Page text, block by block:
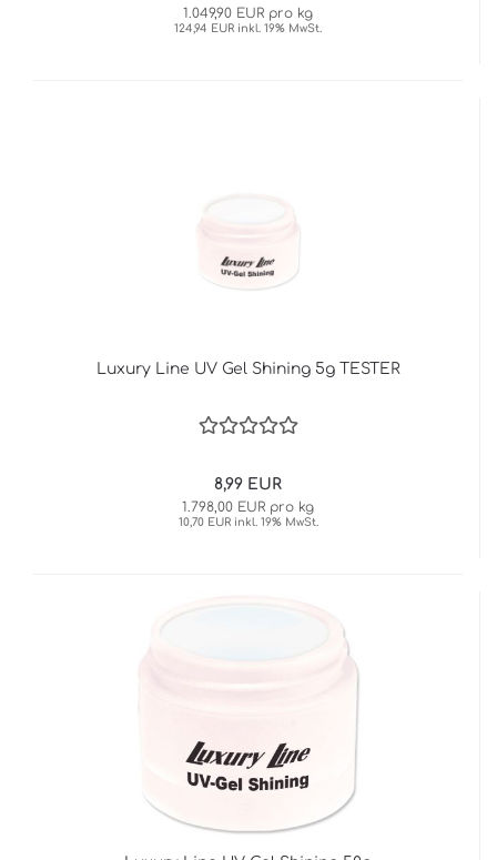
1.049,90 EUR pro kg
124,94 EUR inkl. 19% MwSt.
Luxury Line UV Gel Shining 5g TESTER
8,99 EUR
1.798,00 EUR pro kg
10,70 EUR inkl. 19% MwSt.